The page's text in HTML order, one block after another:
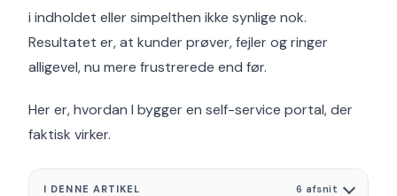
i indholdet eller simpelthen ikke synlige nok.
Resultatet er, at kunder prøver, fejler og ringer
alligevel, nu mere frustrerede end før.
Her er, hvordan I bygger en self-service portal, der
faktisk virker.
I DENNE ARTIKEL 6 afsnit